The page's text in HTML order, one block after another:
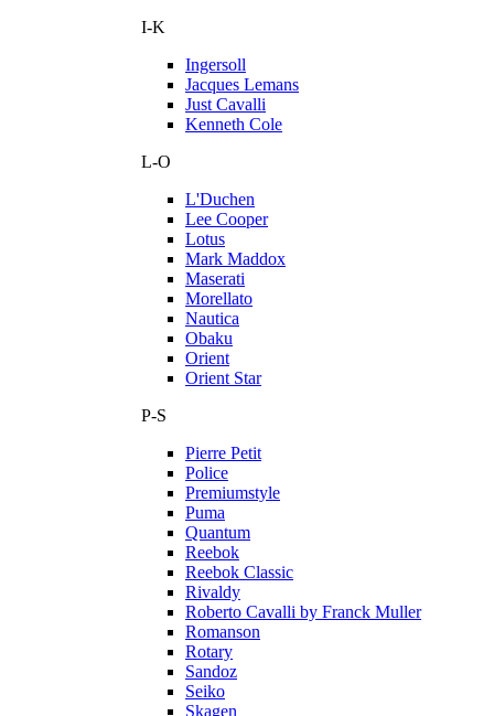
I-K
Ingersoll
Jacques Lemans
Just Cavalli
Kenneth Cole
L-O
L'Duchen
Lee Cooper
Lotus
Mark Maddox
Maserati
Morellato
Nautica
Obaku
Orient
Orient Star
P-S
Pierre Petit
Police
Premiumstyle
Puma
Quantum
Reebok
Reebok Classic
Rivaldy
Roberto Cavalli by Franck Muller
Romanson
Rotary
Sandoz
Seiko
Skagen